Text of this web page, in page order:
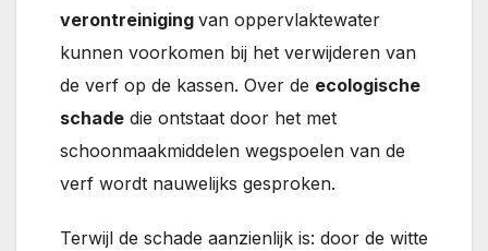
verontreiniging van oppervlaktewater
kunnen voorkomen bij het verwijderen van
de verf op de kassen. Over de ecologische
schade die ontstaat door het met
schoonmaakmiddelen wegspoelen van de
verf wordt nauwelijks gesproken.
Terwijl de schade aanzienlijk is: door de witte